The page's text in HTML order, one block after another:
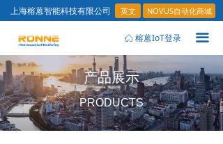
끀
ꀇ 榕蒽IoT登录
上海榕蒽智能科技有限公司 NOVUS自动化商城
英文
产品展示
PRODUCTS